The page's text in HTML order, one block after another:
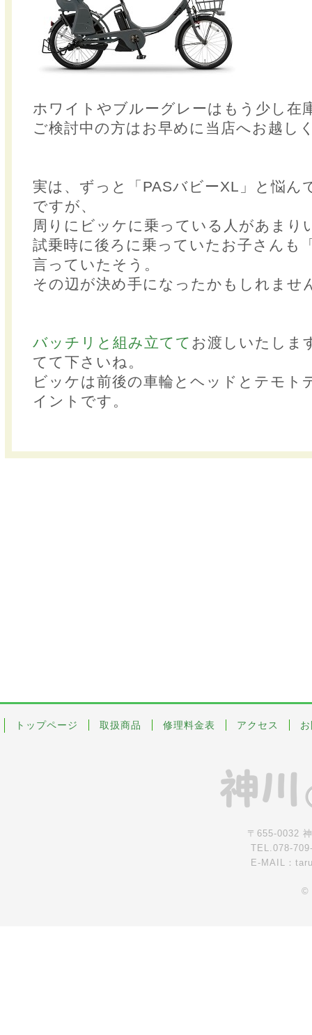
ホワイトやブルーグレーはもう少し在
ご検討中の方はお早めに当店へお越し
実は、ずっと「PASバビーXL」と悩ん
ですが、
周りにビッケに乗っている人があまり
試乗時に後ろに乗っていたお子さんも
言っていたそう。
その辺が決め手になったかもしれませ
バッチリと組み立てて お渡しいたしま
てて下さいね。
ビッケは前後の車輪とヘッドとテモト
イントです。
トップページ 取扱商品 修理料金表 アクセス
〒655-0032
TEL.078-
E-MAIL：
©